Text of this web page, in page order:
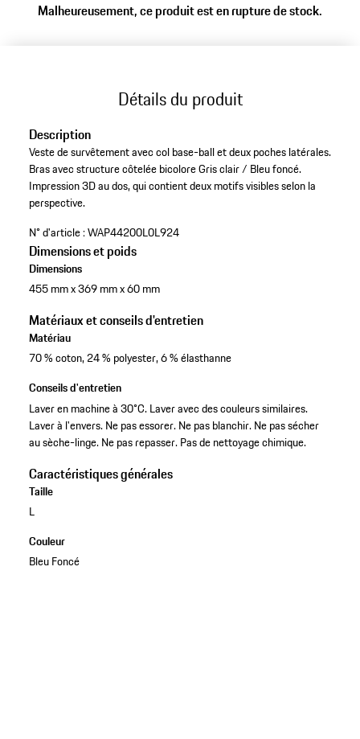
Malheureusement, ce produit est en rupture de stock.
Détails du produit
Description
Veste de survêtement avec col base-ball et deux poches latérales.
Bras avec structure côtelée bicolore Gris clair / Bleu foncé.
Impression 3D au dos, qui contient deux motifs visibles selon la
perspective.
N° d'article :WAP44200L0L924
Dimensions et poids
Dimensions
455 mm x 369 mm x 60 mm
Matériaux et conseils d'entretien
Matériau
70 % coton, 24 % polyester, 6 % élasthanne
Conseils d'entretien
Laver en machine à 30°C. Laver avec des couleurs similaires.
Laver à l'envers. Ne pas essorer. Ne pas blanchir. Ne pas sécher
au sèche-linge. Ne pas repasser. Pas de nettoyage chimique.
Caractéristiques générales
Taille
L
Couleur
Bleu Foncé